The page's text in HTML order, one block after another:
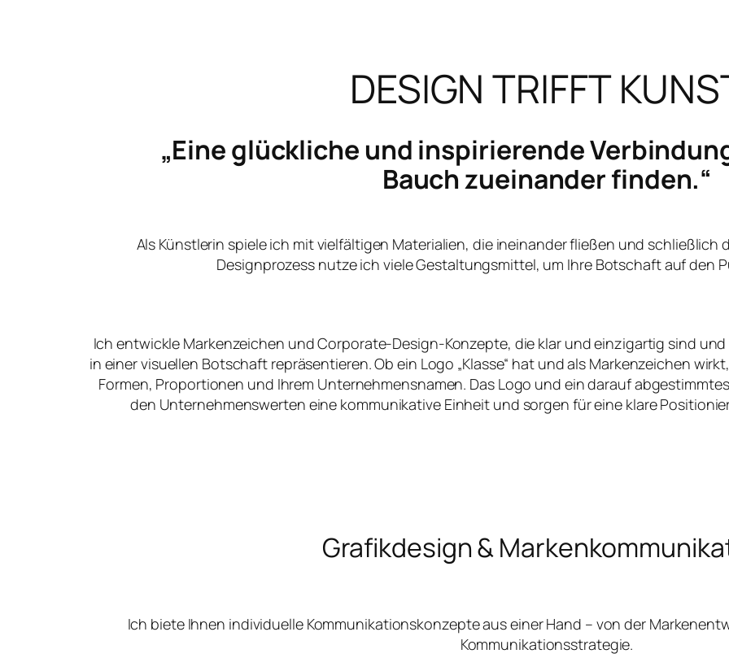
DESIGN TRIFFT
„Eine glückliche und inspirierende
Bauch zueinander finden.“
Als Künstlerin spiele ich mit vielfältigen Materialien, die ineinander fließen und schließlich
Designprozess nutze ich viele Gestaltungsmittel, um Ihre Botschaft auf den
Ich entwickle Markenzeichen und Corporate-Design-Konzepte, die klar und einzigartig sind
in einer visuellen Botschaft repräsentieren. Ob ein Logo „Klasse“ hat und als Markenzeichen
Formen, Proportionen und Ihrem Unternehmensnamen. Das Logo und ein darauf
den Unternehmenswerten eine kommunikative Einheit und sorgen für eine klare
Grafikdesign &
Ich biete Ihnen individuelle Kommunikationskonzepte aus einer Hand – von der
Kommunikationsstrategie.